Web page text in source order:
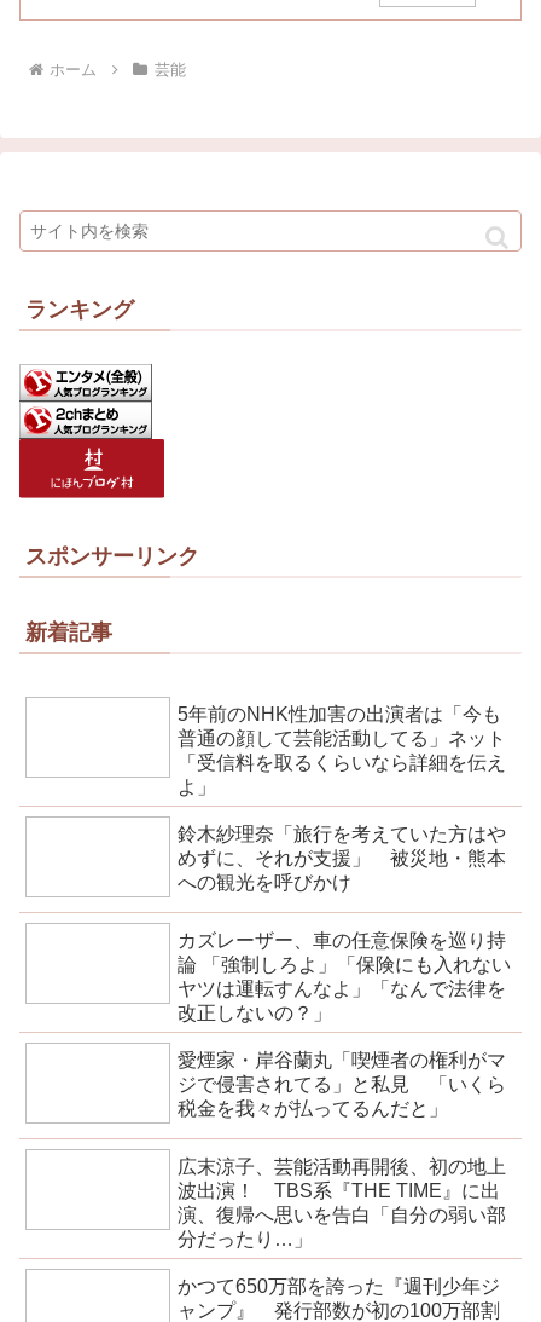
ホーム 芸能
ランキング
スポンサーリンク
新着記事
5年前のNHK性加害の出演者は「今も
普通の顔して芸能活動してる」ネット
「受信料を取るくらいなら詳細を伝え
よ」
鈴木紗理奈「旅行を考えていた方はや
めずに、それが支援」 被災地・熊本
への観光を呼びかけ
カズレーザー、車の任意保険を巡り持
論 「強制しろよ」「保険にも入れない
ヤツは運転すんなよ」「なんで法律を
改正しないの？」
愛煙家・岸谷蘭丸「喫煙者の権利がマ
ジで侵害されてる」と私見 「いくら
税金を我々が払ってるんだと」
広末涼子、芸能活動再開後、初の地上
波出演！ TBS系『THE TIME』に出
演、復帰へ思いを告白「自分の弱い部
分だったり…」
かつて650万部を誇った『週刊少年ジ
ャンプ』 発行部数が初の100万部割